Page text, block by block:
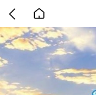
back
to
home